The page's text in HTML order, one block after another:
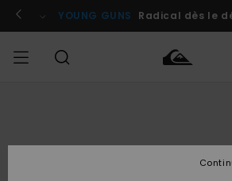
l'information
le
Se connecter / s'inscrire
YOUNG GUNS Radical dès le